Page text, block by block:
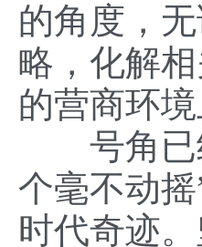
的角度，
略，化解
的营商环境
号角已经
个毫不动
时代奇迹